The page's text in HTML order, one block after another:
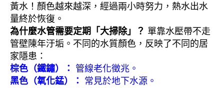
黃水！顏色越來越深，經過兩小時努力，熱水出水
量終於恢復。
為什麼水管需要定期「大掃除」？ 單靠水壓帶不走
管壁陳年汙垢。不同的水質顏色，反映了不同的居
家隱患：
棕色（鐵鏽）：
管線老化徵兆。
黑色（氧化錳）：
常見於地下水源。